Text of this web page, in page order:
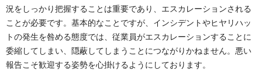
況をしっかり把握することは重要であり、エスカレーションされる
ことが必要です。基本的なことですが、インシデントやヒヤリハッ
トの発生を咎める態度では、従業員がエスカレーションすることに
委縮してしまい、隠蔽してしまうことにつながりかねません。悪い
報告こそ歓迎する姿勢を心掛けるようにしております。